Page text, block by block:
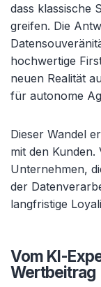
dass klassische
greifen. Die
hochwertige
neuen Realität
für autonome
Dieser Wandel
mit den
Unternehmen,
der
langfristige
Vom KI-
Wertbeitrag